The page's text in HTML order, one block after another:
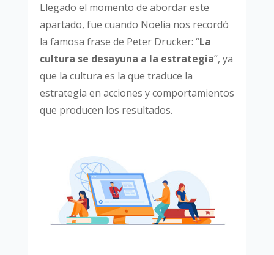
Llegado el momento de abordar este
apartado, fue cuando Noelia nos recordó
la famosa frase de Peter Drucker: “La
cultura se desayuna a la estrategia”, ya
que la cultura es la que traduce la
estrategia en acciones y comportamientos
que producen los resultados.